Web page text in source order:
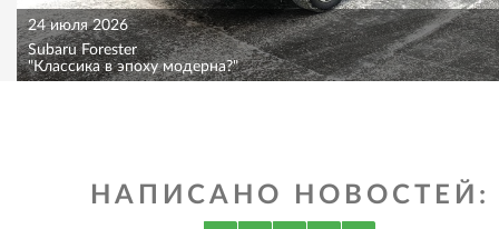
24 июля 2026
Subaru Forester
"Классика в эпоху модерна?"
НАПИСАНО НОВОСТЕЙ: